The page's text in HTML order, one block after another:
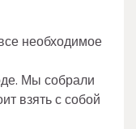
необходимое
Мы собрали
взять с собой